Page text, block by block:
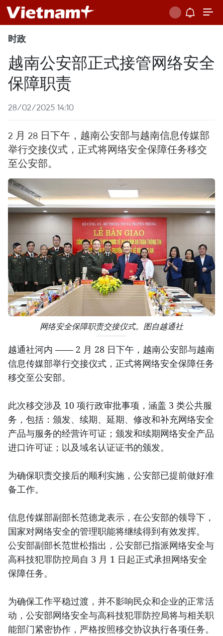
时政
越南公安部正式接管网络安全
保障职责
28/02/2025 14:10
2 月 28 日下午，越南公安部与越南信息传媒部
举行交接仪式，正式将网络安全保障任务移交
至公安部。
网络安全保障职责交接仪式。图自越通社
越通社河内 —— 2 月 28 日下午，越南公安部与越南
信息传媒部举行交接仪式，正式将网络安全保障任务
移交至公安部。
此次移交涉及 10 项行政审批事项，涵盖 3 类公共服
务，包括：颁发、续期、延期、修改和补充网络安全
产品与服务的经营许可证；颁发和续期网络安全产品
进口许可证；以及域名认证证书的颁发。
为确保职责交接后的顺利实施，公安部已提前做好准
备工作。
信息传媒部副部长范德龙表示，在公安部的领导下，
国家对网络安全的管理职能将继续得到有效发挥。
公安部副部长范世松指出，公安部已指派网络安全与
高科技犯罪防控局自 3 月 1 日起正式承担网络安全
保障任务。
为确保工作平稳过渡，并不影响民众和企业的正常活
动，公安部网络安全与高科技犯罪防控局将与相关职
能部门紧密协作，严格按照移交协议执行各项任务。